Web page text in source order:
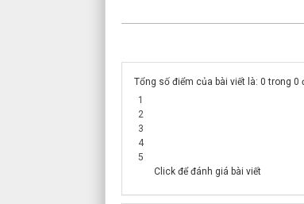
Tổng số điểm của bài viết là: 0 trong 0
1
2
3
4
5
Click để đánh giá bài viết